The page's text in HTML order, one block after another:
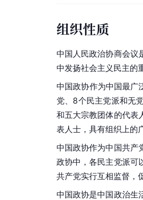
组织性质
中国人民政治协商会议
中发扬社会主义民主的
中国政协作为中国最广
党、8个民主党派和无
和五大宗教团体的代表
表人士，具有组织上的
中国政协作为中国共产
政协中，各民主党派可
共产党实行互相监督，
中国政协是中国政治生